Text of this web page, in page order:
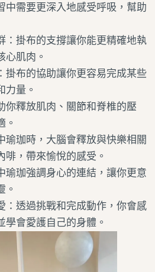
中需要更深入地感受呼吸，幫助
：掛布的支撐讓你能更精確地執
心肌肉。
掛布的協助讓你更容易完成某些
力量。
你釋放肌肉、關節和脊椎的壓
。
瑜珈時，大腦會釋放與快樂相關
，帶來愉悅的感受。
瑜珈強調身心的連結，讓你更意
。
：透過挑戰和完成動作，你會感
學會愛護自己的身體。